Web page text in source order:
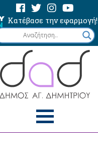
Κατέβασε την εφαρμογή!